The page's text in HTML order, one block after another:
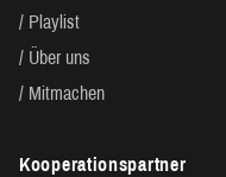
Playlist
Über uns
Mitmachen
Kooperationspartner